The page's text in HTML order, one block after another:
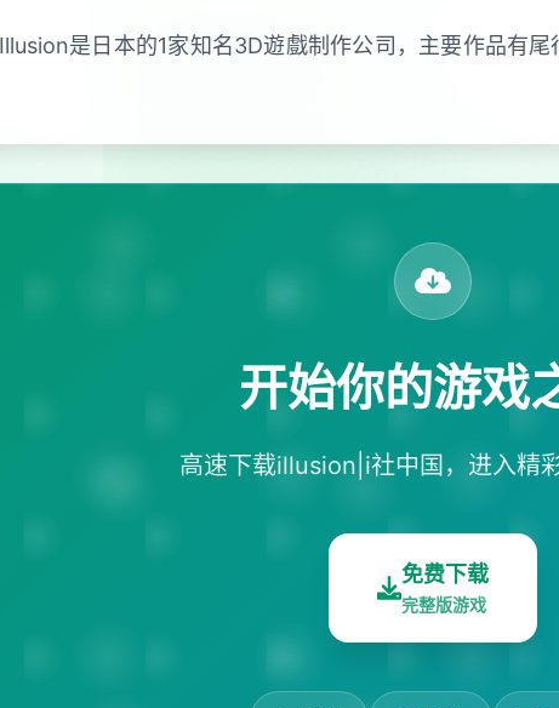
是日本的1家知名3D遊戲制作公司，主要作品有
开始你的游戏
高速下载illusion|i社中国，进入精
免费下载
完整版游戏